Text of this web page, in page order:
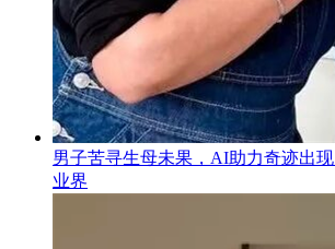
男子苦寻生母未果，AI助力奇迹出现
业界